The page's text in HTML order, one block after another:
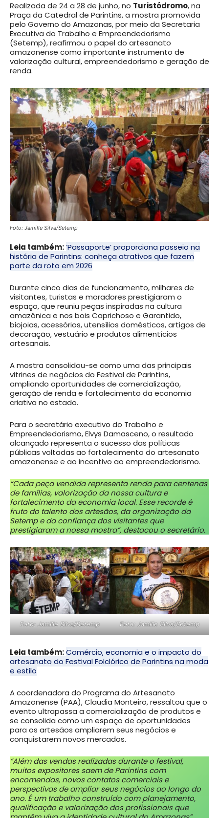
Realizada de 24 a 28 de junho, no Turistódromo, na
Praça da Catedral de Parintins, a mostra promovida
pelo Governo do Amazonas, por meio da Secretaria
Executiva do Trabalho e Empreendedorismo
(Setemp), reafirmou o papel do artesanato
amazonense como importante instrumento de
valorização cultural, empreendedorismo e geração de
renda.
Foto: Jamille Silva/Setemp
Leia também:‘Passaporte’ proporciona passeio na
história de Parintins: conheça atrativos que fazem
parte da rota em 2026
Durante cinco dias de funcionamento, milhares de
visitantes, turistas e moradores prestigiaram o
espaço, que reuniu peças inspiradas na cultura
amazônica e nos bois Caprichoso e Garantido,
biojoias, acessórios, utensílios domésticos, artigos de
decoração, vestuário e produtos alimentícios
artesanais.
A mostra consolidou-se como uma das principais
vitrines de negócios do Festival de Parintins,
ampliando oportunidades de comercialização,
geração de renda e fortalecimento da economia
criativa no estado.
Para o secretário executivo do Trabalho e
Empreendedorismo, Elvys Damasceno, o resultado
alcançado representa o sucesso das políticas
públicas voltadas ao fortalecimento do artesanato
amazonense e ao incentivo ao empreendedorismo.
“Cada peça vendida representa renda para centenas
de famílias, valorização da nossa cultura e
fortalecimento da economia local. Esse recorde é
fruto do talento dos artesãos, da organização da
Setemp e da confiança dos visitantes que
prestigiaram a nossa mostra”, destacou o secretário.
Foto: Jamille Silva/Setemp Foto: Jamille Silva/Setemp
Leia também:Comércio, economia e o impacto do
artesanato do Festival Folclórico de Parintins na moda
e estilo
A coordenadora do Programa do Artesanato
Amazonense (PAA), Claudia Monteiro, ressaltou que o
evento ultrapassa a comercialização de produtos e
se consolida como um espaço de oportunidades
para os artesãos ampliarem seus negócios e
conquistarem novos mercados.
“Além das vendas realizadas durante o festival,
muitos expositores saem de Parintins com
encomendas, novos contatos comerciais e
perspectivas de ampliar seus negócios ao longo do
ano. É um trabalho construído com planejamento,
qualificação e valorização dos profissionais que